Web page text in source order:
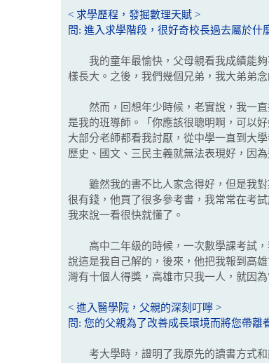
< 求學歷程，發掘數理天賦 >
問: 進入求學階段，很好奇校長過去屬於什
我的童年最愉快，父母親看我成績能夠
樣長大。之後，我們幾個兄弟，我大弟弟
然而，回想年少時候，老實說，我一直
是我的班導師。「你應該很聰明啊，可以
大部分老師都看我討厭，從中學一直到大
歷史、國文、三民主義就無法表現好，因
雖然我的書不比人家念得好，但是我對
很有錢，他買了很多參考書，我常常在考
我來說一看很快就懂了。
高中二年級的時候，一次數學課考試，
說這是我自己解的，後來，他把我報到高
灣有十個人得獎，高雄市只我一人，就因
< 進入醫學院，父親的深刻叮嚀 >
問: 您的父親為了改善成長環境而將您帶
考大學時，證明了我原先的讀書方式和